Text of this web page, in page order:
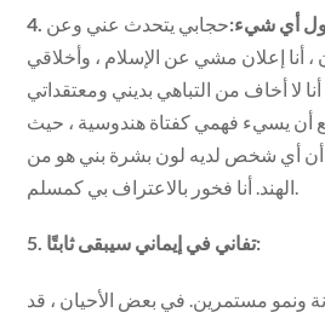
قول أي شيء:حجابي يتحدث عني وعن
أنا إعلان مشي عن الإسلام ، وأخلاقي
لا أخاف من التباهي بديني ومعتقداتي
أن يسيء فهمي كفتاة هندوسية ، حيث
أن أي شخص لديه لون بشرة بني هو من
الهند. أنا فخور بالاعتراف بي كمسلم.
5. تفاني في إيماني سيبقى ثابتًا:
ونمو مستمرين. في بعض الأحيان ، قد